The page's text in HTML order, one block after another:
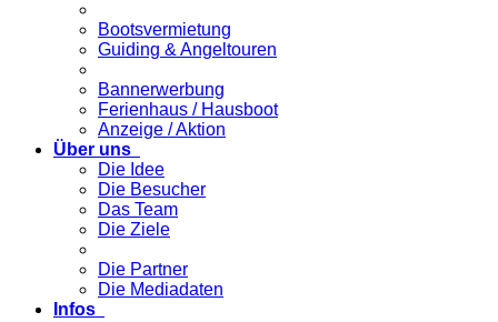
Bootsvermietung
Guiding & Angeltouren
Bannerwerbung
Ferienhaus / Hausboot
Anzeige / Aktion
Über uns
Die Idee
Die Besucher
Das Team
Die Ziele
Die Partner
Die Mediadaten
Infos